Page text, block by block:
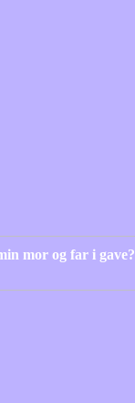
mor og far i gave?